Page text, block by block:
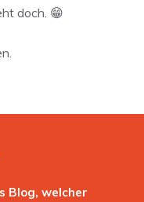
doch. 😁
Blog, welcher